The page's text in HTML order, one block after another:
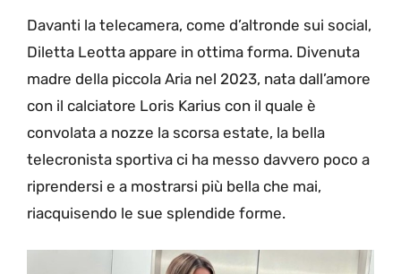
Davanti la telecamera, come d’altronde sui social,
Diletta Leotta appare in ottima forma. Divenuta
madre della piccola Aria nel 2023, nata dall’amore
con il calciatore Loris Karius con il quale è
convolata a nozze la scorsa estate, la bella
telecronista sportiva ci ha messo davvero poco a
riprendersi e a mostrarsi più bella che mai,
riacquisendo le sue splendide forme.